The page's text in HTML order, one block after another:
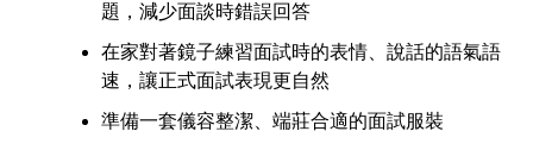
題，減少面談時錯誤回答
在家對著鏡子練習面試時的表情、說話的語氣語
速，讓正式面試表現更自然
準備一套儀容整潔、端莊合適的面試服裝